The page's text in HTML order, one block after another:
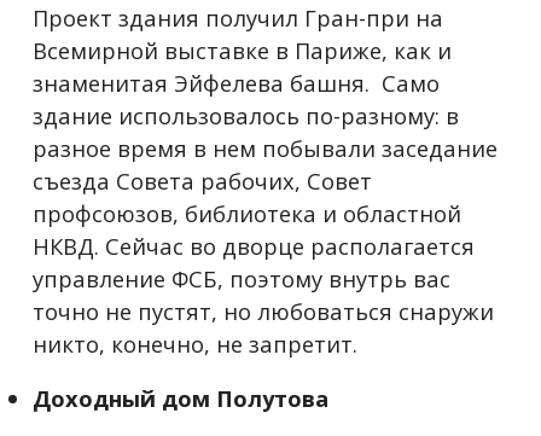
Проект здания получил Гран-при на
Всемирной выставке в Париже, как и
знаменитая Эйфелева башня. Само
здание использовалось по-разному: в
разное время в нем побывали заседание
съезда Совета рабочих, Совет
профсоюзов, библиотека и областной
НКВД. Сейчас во дворце располагается
управление ФСБ, поэтому внутрь вас
точно не пустят, но любоваться снаружи
никто, конечно, не запретит.
Доходный дом Полутова